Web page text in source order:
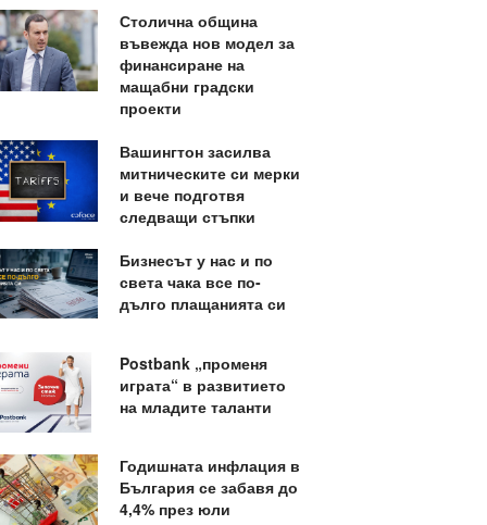
Столична община
въвежда нов модел за
финансиране на
мащабни градски
проекти
Вашингтон засилва
митническите си мерки
и вече подготвя
следващи стъпки
Бизнесът у нас и по
света чака все по-
дълго плащанията си
Postbank „променя
играта“ в развитието
на младите таланти
Годишната инфлация в
България се забавя до
4,4% през юли